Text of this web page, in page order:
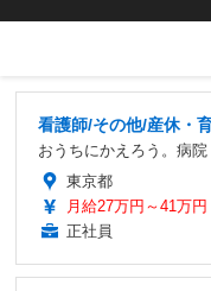
看護師/その他/産休・
おうちにかえろう。病院
東京都
月給27万円～41万円
正社員